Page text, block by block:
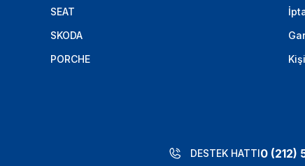
SEAT
SKODA
PORCHE
DESTEK HATTI0 (212)